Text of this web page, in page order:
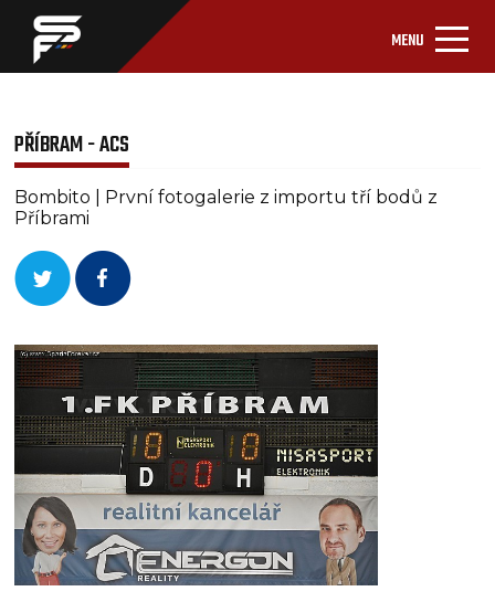
MENU
PŘÍBRAM - ACS
Bombito | První fotogalerie z importu tří bodů z
Příbrami